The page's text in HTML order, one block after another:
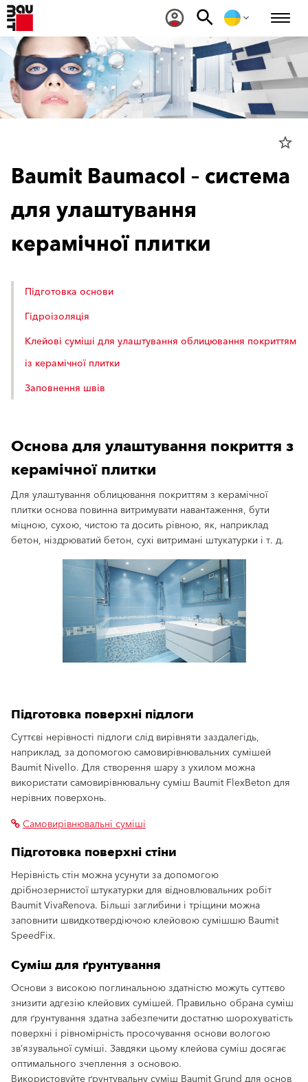
star_border
Baumit Baumacol – система
для улаштування
керамічної плитки
Підготовка основи
Гідроізоляція
Клейові суміші для улаштування облицювання покриттям
із керамічної плитки
Заповнення швів
Основа для улаштування покриття з
керамічної плитки
Для улаштування облицювання покриттям з керамічної
плитки основа повинна витримувати навантаження, бути
міцною, сухою, чистою та досить рівною, як, наприклад
бетон, ніздрюватий бетон, сухі витримані штукатурки і т. д.
Підготовка поверхні підлоги
Суттєві нерівності підлоги слід вирівняти заздалегідь,
наприклад, за допомогою самовирівнювальних сумішей
Baumit Nivello. Для створення шару з ухилом можна
використати самовирівнювальну суміш Baumit FlexBeton для
нерівних поверхонь.
Самовирівнювальні суміші
Підготовка поверхні стіни
Нерівність стін можна усунути за допомогою
дрібнозернистої штукатурки для відновлювальних робіт
Baumit VivaRenova. Більші заглибини і тріщини можна
заповнити швидкотвердіючою клейовою сумішшю Baumit
SpeedFix.
Суміш для ґрунтування
Основи з високою поглинальною здатністю можуть суттєво
знизити адгезію клейових сумішей. Правильно обрана суміш
для ґрунтування здатна забезпечити достатню шорохуватість
поверхні і рівномірність просочування основи вологою
зв’язувальної суміші. Завдяки цьому клейова суміш досягає
оптимального зчеплення з основою.